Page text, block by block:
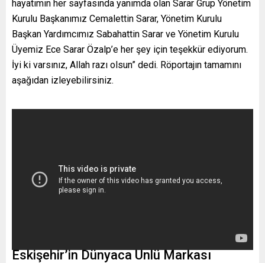
hayatımın her sayfasında yanımda olan Sarar Grup Yönetim
Kurulu Başkanımız Cemalettin Sarar, Yönetim Kurulu
Başkan Yardımcımız Sabahattin Sarar ve Yönetim Kurulu
Üyemiz Ece Sarar Özalp’e her şey için teşekkür ediyorum.
İyi ki varsınız, Allah razı olsun” dedi. Röportajın tamamını
aşağıdan izleyebilirsiniz.
Eskişehir’in Dünyaca Ünlü Markası